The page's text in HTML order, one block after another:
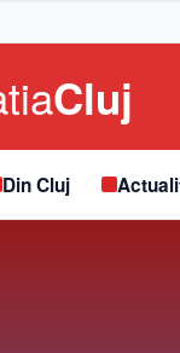
Din Cluj